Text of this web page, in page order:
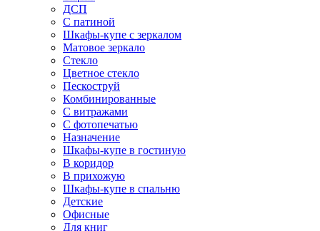
ДСП
С патиной
Шкафы-купе с зеркалом
Матовое зеркало
Стекло
Цветное стекло
Пескоструй
Комбинированные
С витражами
С фотопечатью
Назначение
Шкафы-купе в гостиную
В коридор
В прихожую
Шкафы-купе в спальню
Детские
Офисные
Для книг